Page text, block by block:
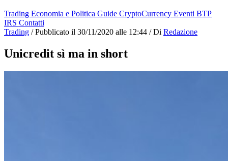
Trading Economia e Politica Guide CryptoCurrency Eventi BTP
IRS Contatti
Trading / Pubblicato il 30/11/2020 alle 12:44 / Di Redazione
Unicredit sì ma in short